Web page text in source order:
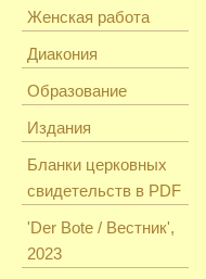
Женская работа
Диакония
Образование
Издания
Бланки церковных
свидетельств в PDF
'Der Bote / Вестник',
2023